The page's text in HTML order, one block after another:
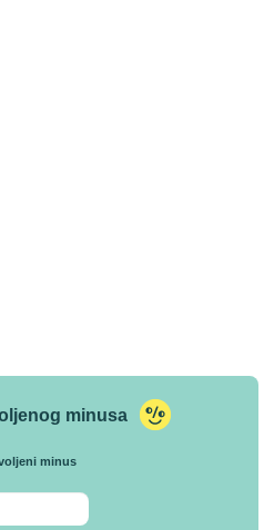
minusa
minus